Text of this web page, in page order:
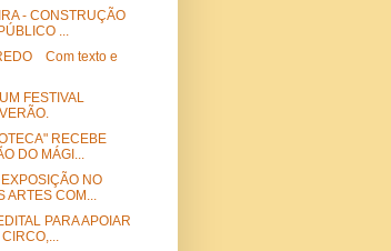
- CONSTRUÇÃO
...
Com texto e
FESTIVAL
RECEBE
DO MÁGI...
NO
ARTES COM...
PARA APOIAR
CIRCO,...